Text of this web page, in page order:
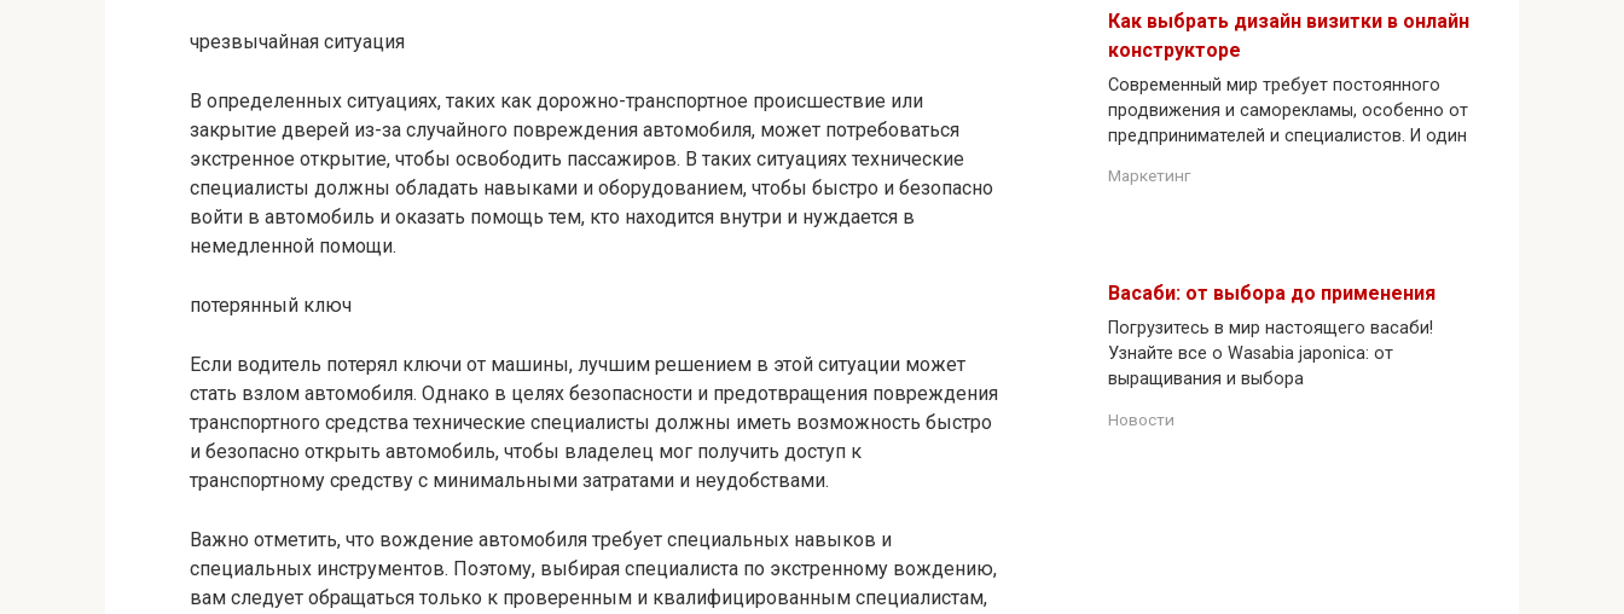
чрезвычайная ситуация
В определенных ситуациях, таких как дорожно-транспортное происшествие или
закрытие дверей из-за случайного повреждения автомобиля, может потребоваться
экстренное открытие, чтобы освободить пассажиров. В таких ситуациях технические
специалисты должны обладать навыками и оборудованием, чтобы быстро и безопасно
войти в автомобиль и оказать помощь тем, кто находится внутри и нуждается в
немедленной помощи.
потерянный ключ
Если водитель потерял ключи от машины, лучшим решением в этой ситуации может
стать взлом автомобиля. Однако в целях безопасности и предотвращения повреждения
транспортного средства технические специалисты должны иметь возможность быстро
и безопасно открыть автомобиль, чтобы владелец мог получить доступ к
транспортному средству с минимальными затратами и неудобствами.
Важно отметить, что вождение автомобиля требует специальных навыков и
специальных инструментов. Поэтому, выбирая специалиста по экстренному вождению,
вам следует обращаться только к проверенным и квалифицированным специалистам,
Как выбрать дизайн визитки в онлайн
конструкторе
Современный мир требует постоянного
продвижения и саморекламы, особенно от
предпринимателей и специалистов. И один
Маркетинг
Васаби: от выбора до применения
Погрузитесь в мир настоящего васаби!
Узнайте все о Wasabia japonica: от
выращивания и выбора
Новости